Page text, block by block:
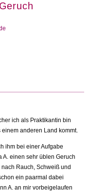
ich als Praktikantin bin
anderen Land kommt.
ihm bei einer Aufgabe
A. einen sehr üblen Geruch
Rauch, Schweiß und
ein paarmal dabei
A. an mir vorbeigelaufen